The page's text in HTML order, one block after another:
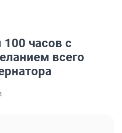
100 часов с
всего